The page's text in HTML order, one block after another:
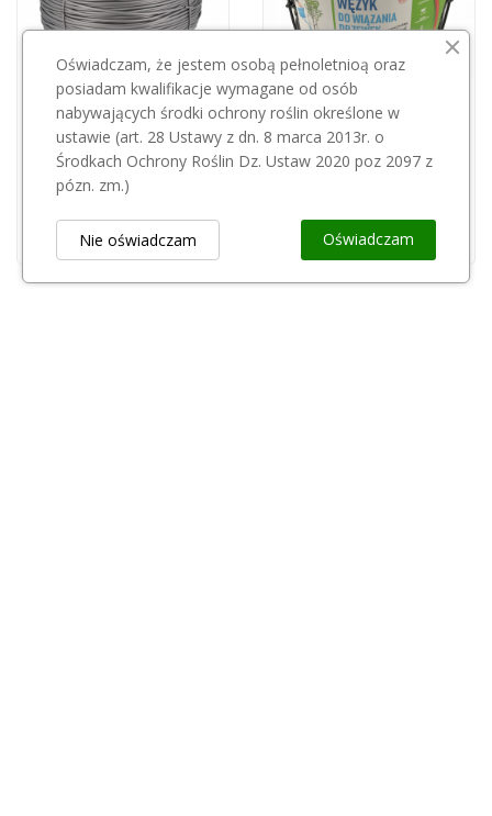
Przepraszamy, ten produkt
jest niedostępny.
96,00 zł
92,00 zł
Oświadczam, że jestem osobą pełnoletnioą oraz
posiadam kwalifikacje wymagane od osób
nabywających środki ochrony roślin określone w
ustawie (art. 28 Ustawy z dn. 8 marca 2013r. o
Środkach Ochrony Roślin Dz. Ustaw 2020 poz 2097 z
pózn. zm.)
Oświadczam
Nie oświadczam